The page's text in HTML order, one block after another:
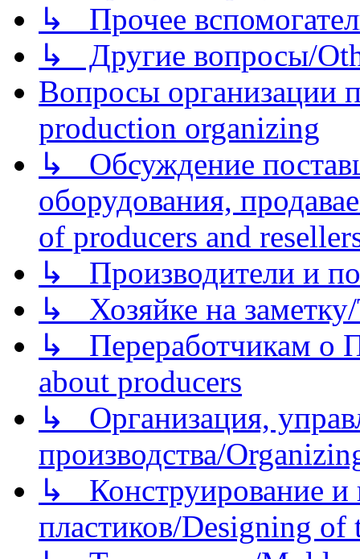
↳ Прочее
↳ Другие вопросы/
Вопросы организации
production organizing
↳ Обсуждение
оборудования,
of producers and
↳ Производители и
↳ Хозяйке на
↳ Переработчикам о
about producers
↳ Организация,
производства/
↳ Конструирование и
пластиков/Designing of